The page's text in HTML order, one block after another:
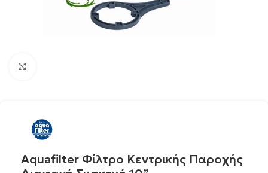
Aquafilter Φίλτρο Κεντρικής Παροχής